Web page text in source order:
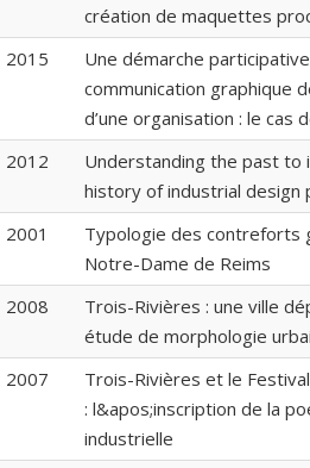
création de maquettes
2015
Une démarche
communication graphique
d’une organisation : le cas
2012
Understanding the past to
history of industrial design
2001
Typologie des contreforts
Notre-Dame de Reims
2008
Trois-Rivières : une ville
étude de morphologie
2007
Trois-Rivières et le
: l&apos;inscription de la
industrielle